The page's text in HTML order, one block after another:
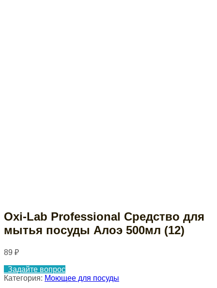
Oxi-Lab Professional Средство для
мытья посуды Алоэ 500мл (12)
89 ₽
Задайте вопрос
Категория: Моющее для посуды